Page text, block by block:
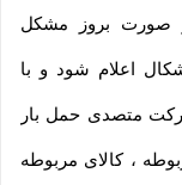
صورت بروز مشکل
اعلام شود و با
متصدی حمل بار
، کالای مربوطه